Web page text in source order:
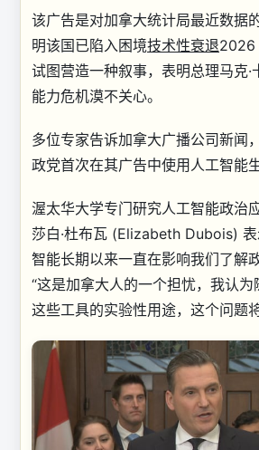
该广告是对加拿大统计局最近数据
明该国已陷入困境技术性衰退2026
试图营造一种叙事，表明总理马克·
能力危机漠不关心。
多位专家告诉加拿大广播公司新闻
政党首次在其广告中使用人工智能
渥太华大学专门研究人工智能政治
莎白·杜布瓦 (Elizabeth Dubois)
智能长期以来一直在影响我们了解
“这是加拿大人的一个担忧，我认
这些工具的实验性用途，这个问题